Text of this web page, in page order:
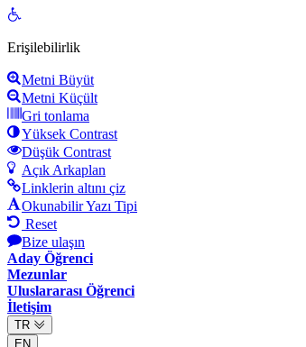
Open
Erişilebilirlik
Metni Büyüt
Metni Küçült
Gri tonlama
Yüksek Contrast
Düşük Contrast
Açık Arkaplan
Linklerin altını çiz
Okunabilir Yazı Tipi
Reset
Bize ulaşın
Aday Öğrenci
Mezunlar
Uluslararası Öğrenci
İletişim
TR
EN